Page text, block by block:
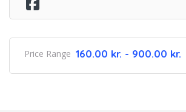
Price Range 160.00 kr. - 900.00 kr.